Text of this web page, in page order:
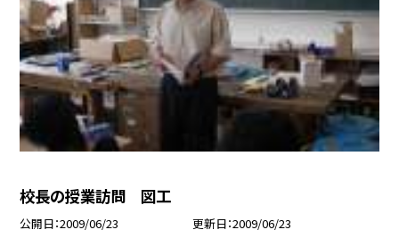
校長の授業訪問 図工
公開日 2009/06/23 更新日 2009/06/23